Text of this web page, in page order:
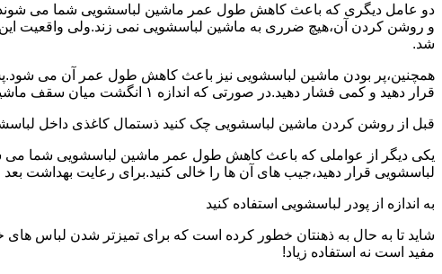
دو عامل دیگری که باعث کاهش طول عمر ماشین لباسشویی شما می
و روشن کردن آن،هیچ ضرری به ماشین لباسشویی نمی زند.ولی
شد.
همچنین،پر بودن ماشین لباسشویی نیز باعث کاهش طول عمر آن می شود.پس
قرار دهید و کمی فشار دهید.در صورتی که اندازه ۱ انگشت میان سقف ماشین لباسشویی و لباس ها وجود داشت،دیگر نباید ماشین لباسشویی را پر کنید.
قبل از روشن کردن ماشین لباسشویی چک کنید ذستمال کاغذی داخل
یکی دیگر از عواملی که باعث کاهش طول عمر ماشین لباسشویی شما می
لباسشویی قرار دهید،جیب های آن ها را خالی کنید.برای رعایت بهداشت
به اندازه از پودر لباسشویی استفاده کنید
شاید تا به حال به ذهنتان خطور کرده است که برای تمیزتر شدن لباس های
مفید است نه استفاده زیاد!